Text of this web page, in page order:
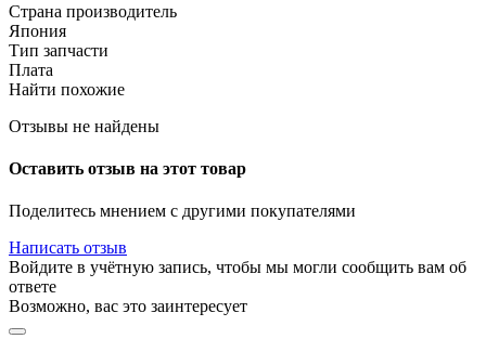
Страна производитель
Япония
Тип запчасти
Плата
Найти похожие
Отзывы не найдены
Оставить отзыв на этот товар
Поделитесь мнением с другими покупателями
Написать отзыв
Войдите в учётную запись, чтобы мы могли сообщить вам об
ответе
Возможно, вас это заинтересует